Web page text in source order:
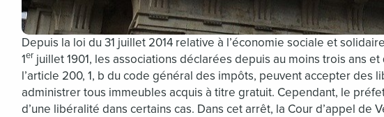
Depuis la loi du 31 juillet 2014 relative à l’économie sociale et
1er juillet 1901, les associations déclarées depuis au moins trois ans
l’article 200, 1, b du code général des impôts, peuvent accepter des
administrer tous immeubles acquis à titre gratuit. Cependant, le
d’une libéralité dans certains cas. Dans cet arrêt, la Cour d’appel de